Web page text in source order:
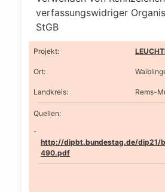
verfassungswidriger
StGB
Projekt:
Ort:
Landkreis: Rems-
Quellen:
http://dipbt.bundestag.de/dip21/
490.pdf